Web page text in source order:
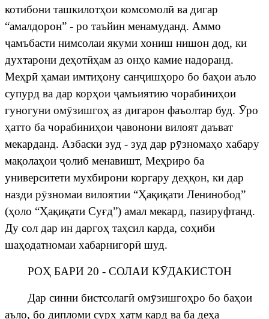
котибони ташкилотҳои комсомолӣ ва дигар
“амалдорон” - ро таъйин менамуданд. Аммо
ҷамъбасти нимсолаи якуми хониш нишон дод, ки
духтарони деҳотӣҳам аз онҳо камие надоранд.
Меҳрӣ ҳамаи имтиҳону санҷишҳоро бо баҳои аъло
супурд ва дар корҳои ҷамъиятию чорабиниҳои
гуногуни омӯзишгоҳ аз дигарон фаъолтар буд. Ӯро
ҳатто ба чорабиниҳои ҷавонони вилоят даъват
мекарданд. Азбаски зуд - зуд дар рӯзномаҳо хабару
мақолаҳои ҷолиб менавишт, Меҳриро ба
университети мухбирони коргару деҳқон, ки дар
назди рӯзномаи вилоятии “Ҳақиқати Ленинобод”
(ҳоло “Ҳақиқати Суғд”) амал мекард, пазируфтанд.
Ду сол дар ин даргоҳ таҳсил карда, соҳиби
шаҳодатномаи хабарнигорӣ шуд.
РОҲ БАРИ 20 - СОЛАИ КӮДАКИСТОН
Дар синни бистсолагӣомӯзишгоҳро бо баҳои
аъло, бо дипломи сурх хатм кард ва ба деҳа